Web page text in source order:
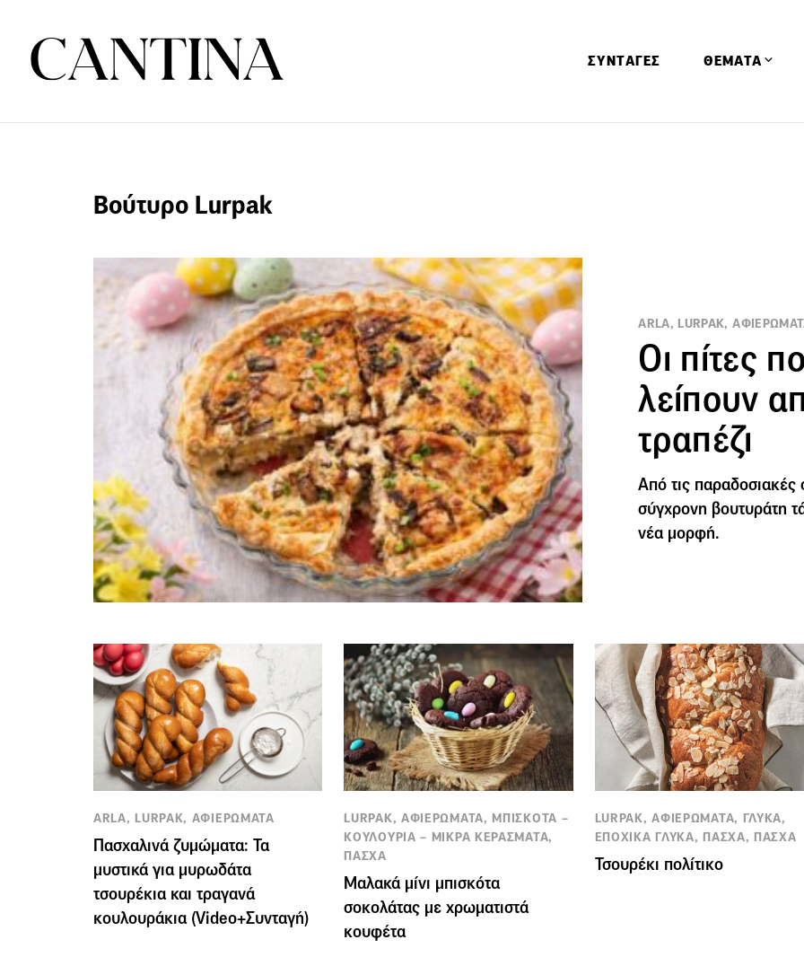
ΣΥΝΤΑΓΕΣ ΘΕΜΑΤΑ
Υγεία &
Βούτυρο Lurpak
ARLA, LURPAK,
Οι πίτες
λείπουν
τραπέζι
Από τις παραδοσιακές
σύγχρονη βουτυράτη
νέα μορφή.
ARLA, LURPAK, ΑΦΙΕΡΩΜΑΤΑ
Πασχαλινά ζυμώματα: Τα
μυστικά για μυρωδάτα
τσουρέκια και τραγανά
κουλουράκια (Video+Συνταγή)
LURPAK, ΑΦΙΕΡΩΜΑΤΑ, ΜΠΙΣΚΟΤΑ –
ΚΟΥΛΟΥΡΙΑ – ΜΙΚΡΑ ΚΕΡΑΣΜΑΤΑ,
ΠΑΣΧΑ
Μαλακά μίνι μπισκότα
σοκολάτας με χρωματιστά
κουφέτα
LURPAK, ΑΦΙΕΡΩΜΑΤΑ, ΓΛΥΚΑ,
ΕΠΟΧΙΚΑ ΓΛΥΚΑ, ΠΑΣΧΑ, ΠΑΣΧΑ
Τσουρέκι πολίτικο